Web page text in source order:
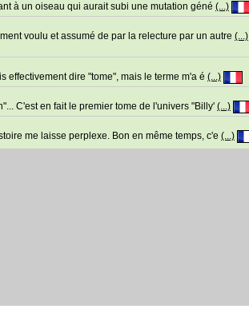
à un oiseau qui aurait subi une mutation géné (...)
voulu et assumé de par la relecture par un autre (...)
effectivement dire "tome", mais le terme m'a é (...)
C'est en fait le premier tome de l'univers "Billy' (...)
me laisse perplexe. Bon en même temps, c'e (...)